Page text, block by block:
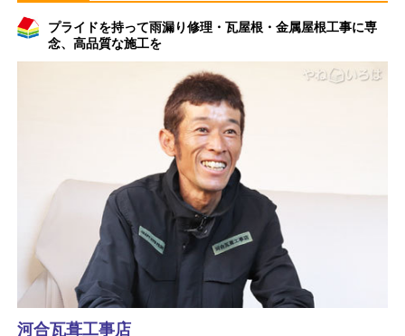
プライドを持って雨漏り修理・瓦屋根・金属屋根工事に専
念、高品質な施工を
河合瓦葺工事店